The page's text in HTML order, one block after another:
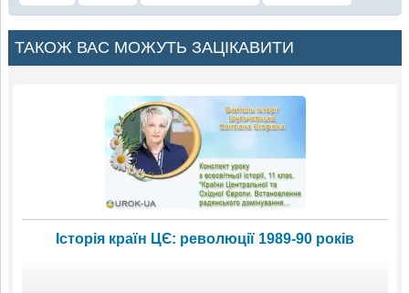
ТАКОЖ ВАС МОЖУТЬ ЗАЦІКАВИТИ
Історія країн ЦЄ: революції 1989-90 років